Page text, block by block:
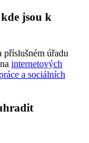
jsou k
příslušném úřadu
internetových
a sociálních